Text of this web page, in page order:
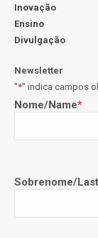
Inovação
Ensino
Divulgação
Newsletter
"*" indica campos
Nome/Name*
Sobrenome/